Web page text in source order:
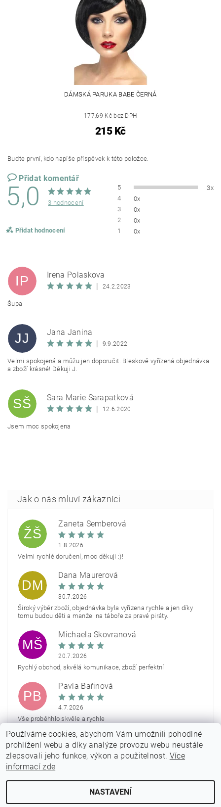
DÁMSKÁ PARUKA BABE ČERNÁ
177,69 Kč bez DPH
215 Kč
Buďte první, kdo napíše příspěvek k této položce.
Přidat komentář
5,0 3 hodnocení
Přidat hodnocení
5
3x
4
0x
3
0x
2
0x
1
0x
IP
Irena Polaskova
|
24.2.2023
Šupa
JJ
Jana Janina
|
9.9.2022
Velmi spokojená a můžu jen doporučit. Bleskově vyřízená objednávka
a zboží krásné! Děkuji J.
SŠ
Sara Marie Šarapatková
|
12.6.2020
Jsem moc spokojena
ŽŠ
Žaneta Šemberová
1.8.2026
Velmi rychlé doručení, moc děkuji :)!
DM
Dana Maurerová
30.7.2026
Široký výběr zboží, objednávka byla vyřízena rychle a jen díky
tomu budou děti a manžel na táboře za pravé piráty.
MŠ
Michaela Škovranová
20.7.2026
Rychlý obchod, skvělá komunikace, zboží perfektní
PB
Pavla Bařinová
4.7.2026
Vše proběhhlo skvěle a rychle
Zobrazit další hodnocení
2026 © PARTYON.cz, všechna práva vyhrazena
Používáme cookies, abychom Vám umožnili pohodlné
prohlížení webu a díky analýze provozu webu neustále
zlepsovali jeho funkce, výkon a použitelnost. Více
informací zde
NASTAVENÍ